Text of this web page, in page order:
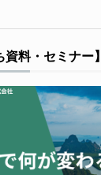
資料・セミナー】